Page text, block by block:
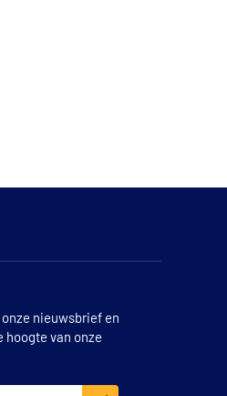
onze nieuwsbrief en
hoogte van onze